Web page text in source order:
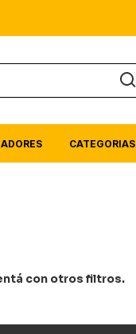
CATEGORIAS
con otros filtros.